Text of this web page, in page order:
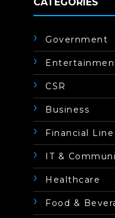
Government
CSR
Business
Financial Line
IT &
Healthcare
Food &